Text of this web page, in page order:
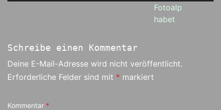
Schreibe einen Kommentar
Deine E-Mail-Adresse wird nicht veröffentlicht.
Erforderliche Felder sind mit * markiert
Kommentar *